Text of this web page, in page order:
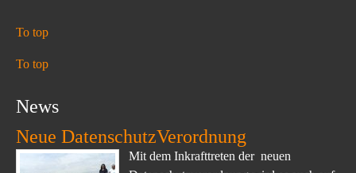
To top
To top
News
Neue DatenschutzVerordnung
Mit dem Inkrafttreten der neuen